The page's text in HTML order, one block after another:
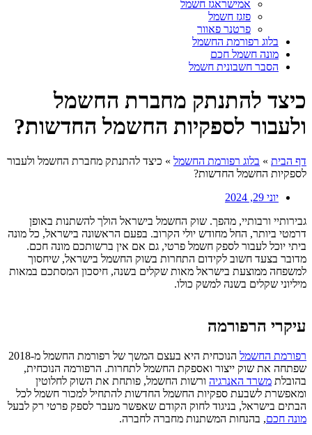
אמישראגז חשמל
פזגז חשמל
פרטנר פאוור
בלוג רפורמת החשמל
מונה חשמל חכם
הסבר חשבונית חשמל
כיצד להתנתק מחברת החשמל
ולעבור לספקיות החשמל החדשות?
דף הבית » בלוג רפורמת החשמל » כיצד להתנתק מחברת החשמל ולעבור
לספקיות החשמל החדשות?
יוני 29, 2024
גבירותיי ורבותיי, מהפך. שוק החשמל בישראל הולך להשתנות באופן
דרמטי ביותר, החל מחודש יולי הקרוב. בפעם הראשונה בישראל, כל מונה
ביתי יוכל לעבור לספק חשמל פרטי, גם אם אין ברשותכם מונה חכם.
מדובר בצעד חשוב לקידום התחרות בשוק החשמל בישראל, שיחסוך
למשפחה ממוצעת בישראל מאות שקלים בשנה, חיסכון המסתכם במאות
מיליוני שקלים בשנה למשק כולו.
עיקרי הרפורמה
רפורמת החשמל
הנוכחית היא בעצם המשך של רפורמת החשמל מ-2018
שפתחה את שוק ייצור ואספקת החשמל לתחרות. הרפורמה הנוכחית,
בהובלת משרד האנרגיה ורשות החשמל, פותחת את השוק לחלוטין
ומאפשרת לשבעת ספקיות החשמל החדשות להתחיל למכור חשמל לכל
הבתים בישראל, בניגוד לחוק הקודם שאפשר מעבר לספק פרטי רק לבעל
מונה חכם, בהנחות המשתנות מחברה לחברה.